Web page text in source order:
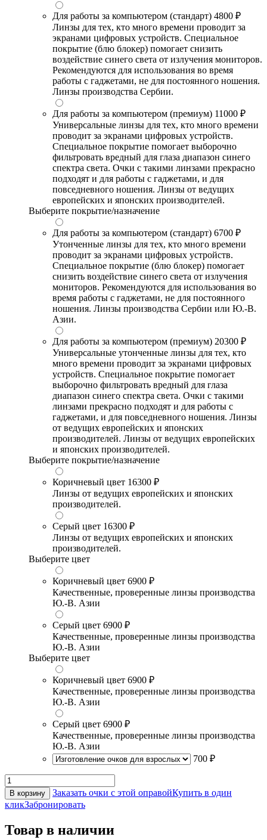
Для работы за компьютером (стандарт) 4800 ₽
Линзы для тех, кто много времени проводит за
экранами цифровых устройств. Специальное
покрытие (блю блокер) помогает снизить
воздействие синего света от излучения мониторов.
Рекомендуются для использования во время
работы с гаджетами, не для постоянного ношения.
Линзы производства Сербии.
Для работы за компьютером (премиум) 11000 ₽
Универсальные линзы для тех, кто много времени
проводит за экранами цифровых устройств.
Специальное покрытие помогает выборочно
фильтровать вредный для глаза диапазон синего
спектра света. Очки с такими линзами прекрасно
подходят и для работы с гаджетами, и для
повседневного ношения. Линзы от ведущих
европейских и японских производителей.
Выберите покрытие/назначение
Для работы за компьютером (стандарт) 6700 ₽
Утонченные линзы для тех, кто много времени
проводит за экранами цифровых устройств.
Специальное покрытие (блю блокер) помогает
снизить воздействие синего света от излучения
мониторов. Рекомендуются для использования во
время работы с гаджетами, не для постоянного
ношения. Линзы производства Сербии или Ю.-В.
Азии.
Для работы за компьютером (премиум) 20300 ₽
Универсальные утонченные линзы для тех, кто
много времени проводит за экранами цифровых
устройств. Специальное покрытие помогает
выборочно фильтровать вредный для глаза
диапазон синего спектра света. Очки с такими
линзами прекрасно подходят и для работы с
гаджетами, и для повседневного ношения. Линзы
от ведущих европейских и японских
производителей. Линзы от ведущих европейских
и японских производителей.
Выберите покрытие/назначение
Коричневый цвет 16300 ₽
Линзы от ведущих европейских и японских
производителей.
Серый цвет 16300 ₽
Линзы от ведущих европейских и японских
производителей.
Выберите цвет
Коричневый цвет 6900 ₽
Качественные, проверенные линзы производства
Ю.-В. Азии
Серый цвет 6900 ₽
Качественные, проверенные линзы производства
Ю.-В. Азии
Выберите цвет
Коричневый цвет 6900 ₽
Качественные, проверенные линзы производства
Ю.-В. Азии
Серый цвет 6900 ₽
Качественные, проверенные линзы производства
Ю.-В. Азии
700 ₽
В корзину Заказать очки с этой оправойКупить в один
кликЗабронировать
Товар в наличии